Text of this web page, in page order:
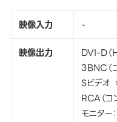
映像入力
-
映像出力
DVI-D（
3BNC（
Sビデオ
RCA（コ
モニター